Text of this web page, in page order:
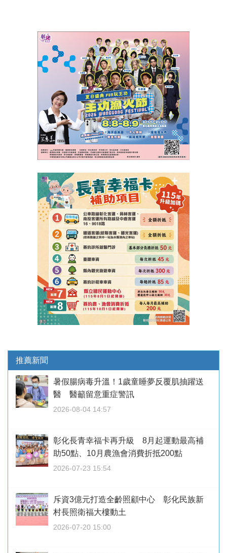
推薦新聞
暑假腸病毒升溫！1歲童睡夢反覆肌抽躍送
醫 醫籲留意重症警訊
2026-08-04 14:57
彰化長青幸福卡再升級 8月起運動最高補
助50點、10月農漁會消費折抵200點
2026-07-23 15:54
斥資3億元打造全齡照顧中心 彰化民族新
村長照衛福大樓動土
2026-07-20 15:00